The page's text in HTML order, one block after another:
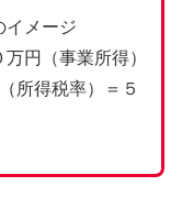
イメージ
円（事業所得）
所得税率）＝５